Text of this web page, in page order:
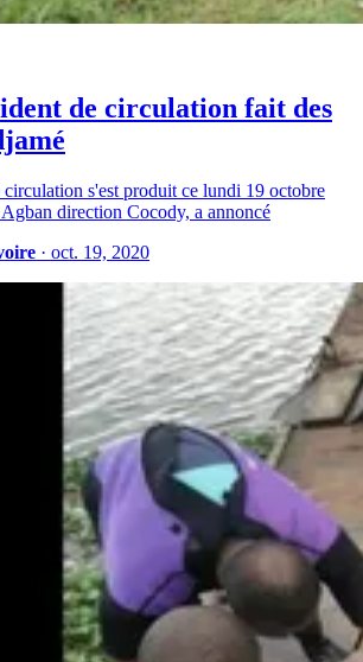
de circulation fait des
s'est produit ce lundi 19 octobre
direction Cocody, a annoncé
· oct. 19, 2020